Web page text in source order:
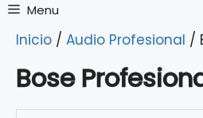
Menu
Inicio / Audio Profesional /
Bose